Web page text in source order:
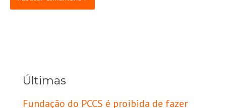
Últimas
Fundação do PCCS é proibida de fazer